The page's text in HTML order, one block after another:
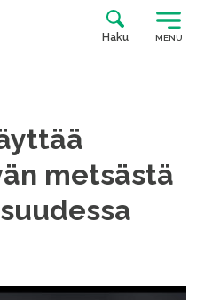
Haku MENU
metsästä